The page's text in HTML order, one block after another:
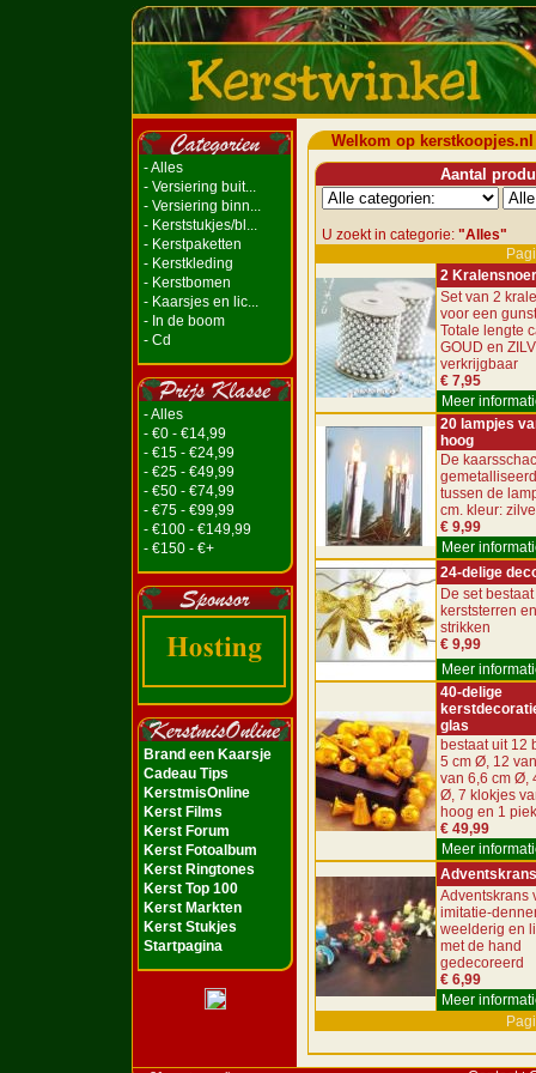
- Alles
- Versiering buit...
- Versiering binn...
- Kerststukjes/bl...
- Kerstpaketten
- Kerstkleding
- Kerstbomen
- Kaarsjes en lic...
- In de boom
- Cd
- Alles
- €0 - €14,99
- €15 - €24,99
- €25 - €49,99
- €50 - €74,99
- €75 - €99,99
- €100 - €149,99
- €150 - €+
Brand een Kaarsje
Cadeau Tips
KerstmisOnline
Kerst Films
Kerst Forum
Kerst Fotoalbum
Kerst Ringtones
Kerst Top 100
Kerst Markten
Kerst Stukjes
Startpagina
Welkom op kerstkoopjes.nl
Aantal
U zoekt in categorie: "Alles"
2
Set van 2
voor een
Totale lengte
GOUD en
verkrijgbaar
€ 7,95
Meer
20 lampjes
hoog
De
tussen de
cm. kleur:
€ 9,99
Meer
24-delige
De set
kerststerren
strikken
€ 9,99
Meer
40-delige
glas
bestaat uit 12
5 cm Ø, 12
van 6,6 cm Ø,
Ø, 7 klokjes
hoog en 1
€ 49,99
Meer
Adventskrans
Adventskrans
imitatie-
weelderig en
met de hand
gedecoreerd
€ 6,99
Meer